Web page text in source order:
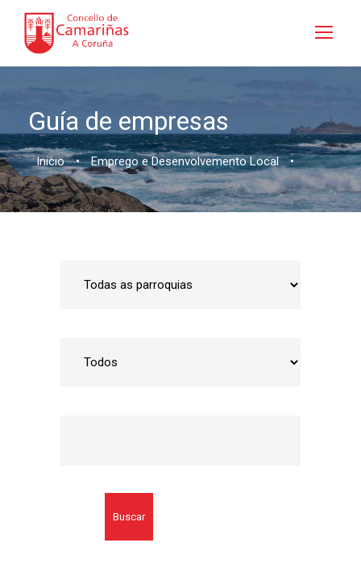
Guía de empresas
Inicio • Emprego e Desenvolvemento Local •
Buscar